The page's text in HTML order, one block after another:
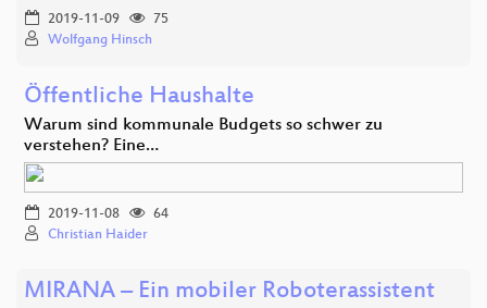
2019-11-09
75
Wolfgang Hinsch
Öffentliche Haushalte
Warum sind kommunale Budgets so schwer zu
verstehen? Eine…
2019-11-08
64
Christian Haider
MIRANA – Ein mobiler Roboterassistent